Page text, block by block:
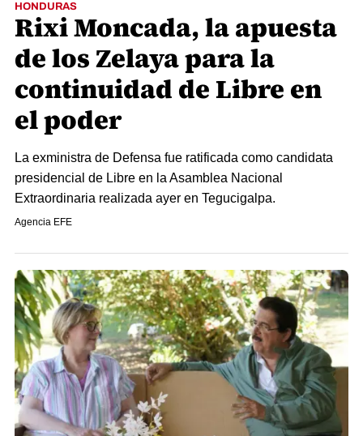
HONDURAS
Rixi Moncada, la apuesta
de los Zelaya para la
continuidad de Libre en
el poder
La exministra de Defensa fue ratificada como candidata
presidencial de Libre en la Asamblea Nacional
Extraordinaria realizada ayer en Tegucigalpa.
Agencia EFE